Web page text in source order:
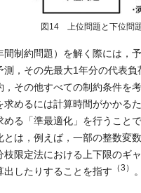
図14 上位問題と下位問
間制約問題）を解く際には，
測，その先最大1年分の代表
，その他すべての制約条件を
求めるには計算時間がかかる
める「準最適化」を行うこと
とは，例えば，一部の整数変
枝限定法における上下限のギ
出したりすることを指す （3） 。